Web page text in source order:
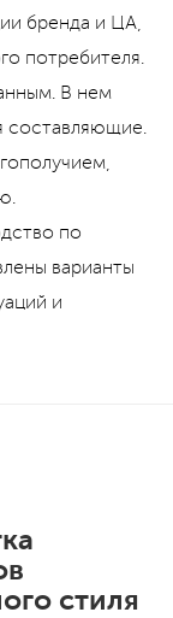
бренда и ЦА,
потребителя.
В нем
составляющие.
по
варианты
и
стиля